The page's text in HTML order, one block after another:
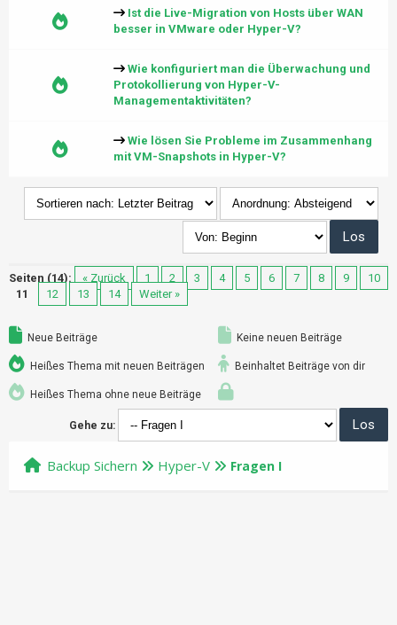
Ist die Live-Migration von Hosts über WAN
besser in VMware oder Hyper-V?
Wie konfiguriert man die Überwachung und
Protokollierung von Hyper-V-
Managementaktivitäten?
Wie lösen Sie Probleme im Zusammenhang
mit VM-Snapshots in Hyper-V?
Seiten (14): « Zurück 1 2 3 4 5 6 7 8 9
10
11
12 13 14 Weiter »
Neue Beiträge
Heißes Thema mit neuen Beiträgen
Heißes Thema ohne neue Beiträge
Keine neuen Beiträge
Beinhaltet Beiträge von dir
Gehe zu:
Backup Sichern Hyper-V Fragen I